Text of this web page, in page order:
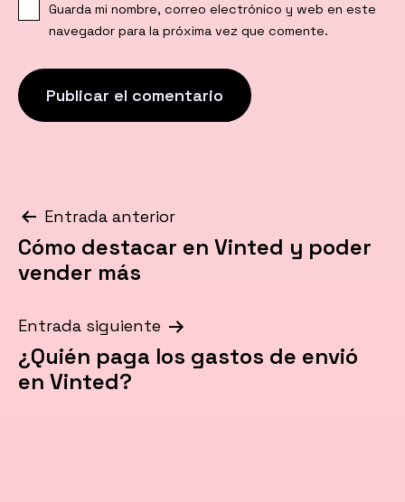
Guarda mi nombre, correo electrónico y web en este
navegador para la próxima vez que comente.
Navegación
de
Entrada anterior
Cómo destacar en Vinted y poder
vender más
Entrada siguiente
¿Quién paga los gastos de envió
en Vinted?